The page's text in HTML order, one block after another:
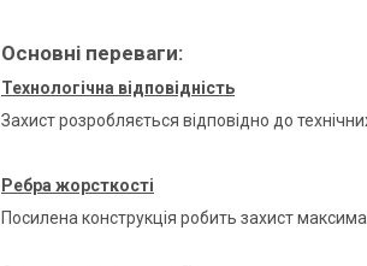
Основні переваги:
Технологічна відповідність
Захист розробляється відповідно до
Ребра жорсткості
Посилена конструкція робить захист